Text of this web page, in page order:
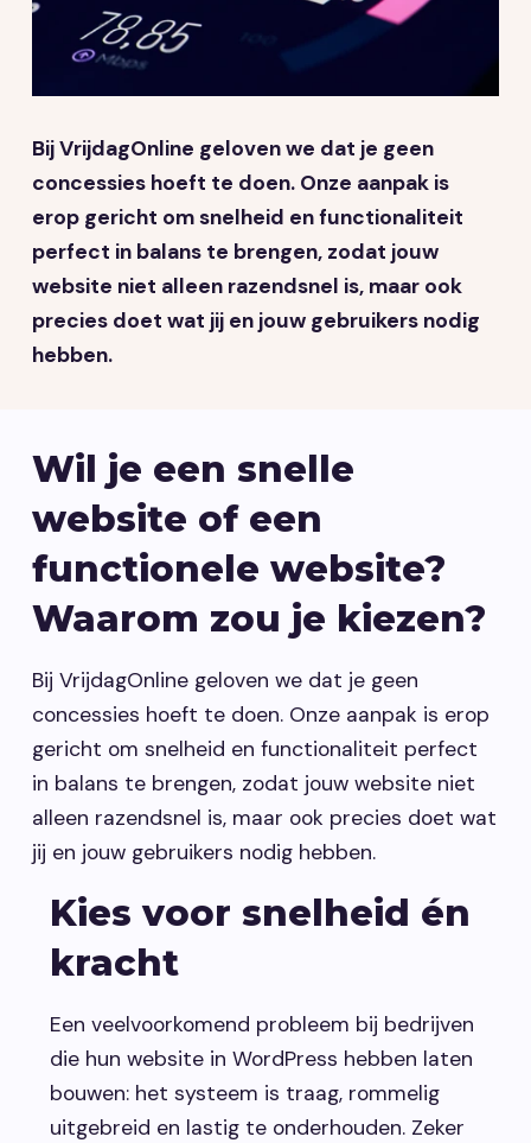
Bij VrijdagOnline geloven we dat je geen
concessies hoeft te doen. Onze aanpak is
erop gericht om snelheid en functionaliteit
perfect in balans te brengen, zodat jouw
website niet alleen razendsnel is, maar ook
precies doet wat jij en jouw gebruikers nodig
hebben.
Wil je een snelle
website of een
functionele website?
Waarom zou je kiezen?
Bij VrijdagOnline geloven we dat je geen
concessies hoeft te doen. Onze aanpak is erop
gericht om snelheid en functionaliteit perfect
in balans te brengen, zodat jouw website niet
alleen razendsnel is, maar ook precies doet wat
jij en jouw gebruikers nodig hebben.
Kies voor snelheid én
kracht
Een veelvoorkomend probleem bij bedrijven
die hun website in WordPress hebben laten
bouwen: het systeem is traag, rommelig
uitgebreid en lastig te onderhouden. Zeker